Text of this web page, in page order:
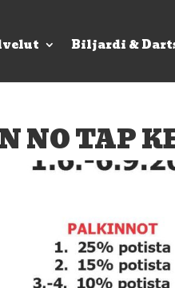
Biljardi &
NO TAP